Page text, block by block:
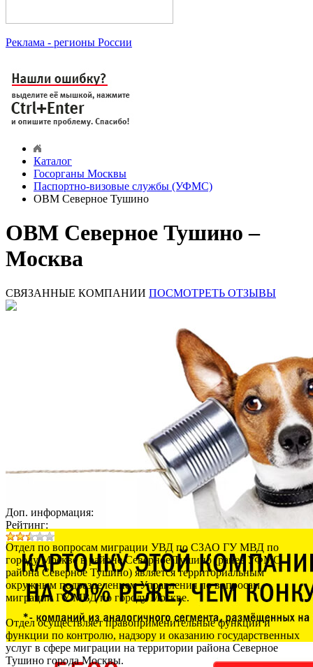
Реклама - регионы России
Каталог
Госорганы Москвы
Паспортно-визовые службы (УФМС)
ОВМ Северное Тушино
ОВМ Северное Тушино –
Москва
СВЯЗАННЫЕ КОМПАНИИ ПОСМОТРЕТЬ ОТЗЫВЫ
Доп. информация:
Рейтинг:
Отдел по вопросам миграции УВД по СЗАО ГУ МВД по
городу Москве в районе Северное Тушино (ранее УФМС
района Северное Тушино) является территориальным
окружным подразделением Управления по вопросам
миграции ГУ МВД по городу Москве.
Отдел осуществляет правоприменительные функции и
функции по контролю, надзору и оказанию государственных
услуг в сфере миграции на территории района Северное
Тушино города Москвы.